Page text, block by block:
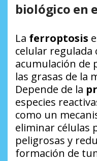
biológico en
La ferroptosis
celular regulada
acumulación de
las grasas de la
Depende de la
especies
como un
eliminar células
peligrosas y
formación de